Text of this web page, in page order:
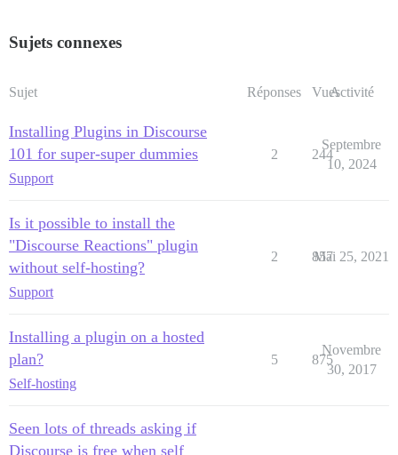
Sujets connexes
Sujet Réponses VuesActivité
Installing Plugins in Discourse
101 for super-super dummies
Support
2 244
Septembre
10, 2024
Is it possible to install the
"Discourse Reactions" plugin
without self-hosting?
Support
2 857
Mai 25, 2021
Installing a plugin on a hosted
plan?
Self-hosting
5 875
Novembre
30, 2017
Seen lots of threads asking if
Discourse is free when self